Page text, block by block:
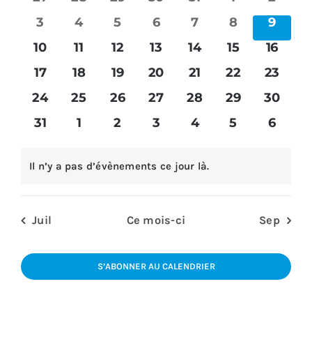
Produits & accessoires
vues
Évènements
0
3
0
4
0
5
0
6
0
évènements
7
0
évènements
8
0
9
0
10
0
11
0
12
0
13
0
14
0
15
0
16
0
17
0
18
0
19
0
20
0
21
0
22
0
23
0
24
0
25
0
26
0
27
0
28
0
29
0
30
0
31
0
1
0
2
0
3
0
4
0
5
0
6
Notice
Il n’y a pas d’évènements ce jour là.
Juil Ce mois-ci Sep
S’ABONNER AU CALENDRIER